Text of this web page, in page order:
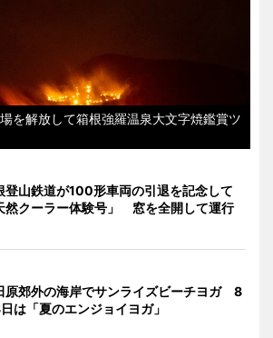
を解放して箱根強羅温泉大文字焼鑑賞ツ
登山鉄道が100形車両の引退を記念して
然クーラー体験号」 窓を全開して運行
原郊外の海岸でサンライズビーチヨガ 8
は「夏のエンジョイヨガ」